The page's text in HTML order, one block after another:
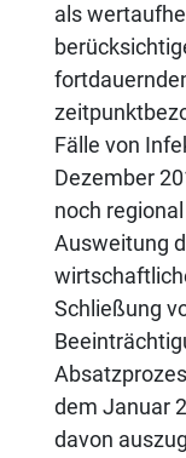
als
Fälle von
Dezember
noch
Ausweitung
Schließung
dem Januar
davon